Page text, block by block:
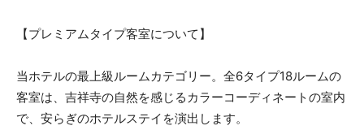
【プレミアムタイプ客室について】
当ホテルの最上級ルームカテゴリー。全6タイプ18ルームの
客室は、吉祥寺の自然を感じるカラーコーディネートの室内
で、安らぎのホテルステイを演出します。